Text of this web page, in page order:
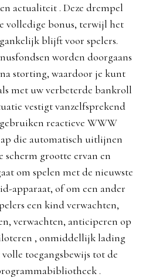
actualiteit . Deze drempel
volledige bonus, terwijl het
blijft voor spelers.
worden doorgaans
storting, waardoor je kunt
met uw verbeterde bankroll
vestigt vanzelfsprekend
reactieve WWW
die automatisch uitlijnen
scherm grootte ervan en
om spelen met de nieuwste
apparaat, of om een ​​ander
een kind verwachten,
verwachten, anticiperen op
, onmiddellijk lading
toegangsbewijs tot de
.